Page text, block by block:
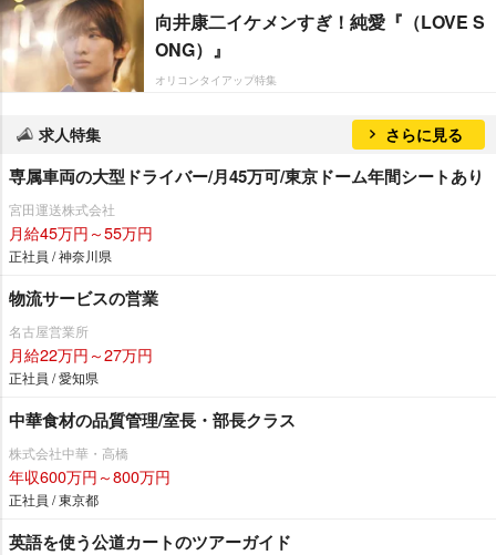
向井康二イケメンすぎ！純愛『（LOVE S
ONG）』
オリコンタイアップ特集
求人特集 さらに見る
専属車両の大型ドライバー/月45万可/東京ドーム年間シートあり
宮田運送株式会社
月給45万円～55万円
正社員 / 神奈川県
物流サービスの営業
名古屋営業所
月給22万円～27万円
正社員 / 愛知県
中華食材の品質管理/室長・部長クラス
株式会社中華・高橋
年収600万円～800万円
正社員 / 東京都
英語を使う公道カートのツアーガイド